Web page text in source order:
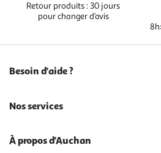
Retour produits : 30 jours
pour changer d’avis
Besoin d'aide ?
Nos services
À propos d'Auchan